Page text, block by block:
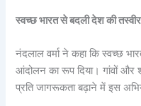
स्वच्छ भारत से बदली देश की तस्वीर
नंदलाल वर्मा ने कहा कि स्वच्छ
आंदोलन का रूप दिया। गांवों और
प्रति जागरूकता बढ़ाने में इस